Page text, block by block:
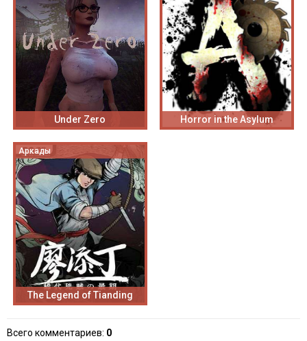
Under Zero Horror in the Asylum
Аркады
The Legend of Tianding
Всего комментариев: 0